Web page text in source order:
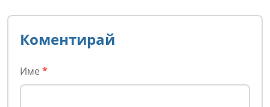
Коментирай
Име *